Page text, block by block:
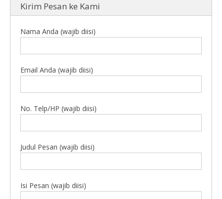
Kirim Pesan ke Kami
Nama Anda (wajib diisi)
Email Anda (wajib diisi)
No. Telp/HP (wajib diisi)
Judul Pesan (wajib diisi)
Isi Pesan (wajib diisi)